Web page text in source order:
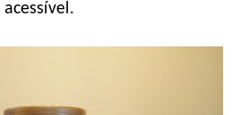
acessível.